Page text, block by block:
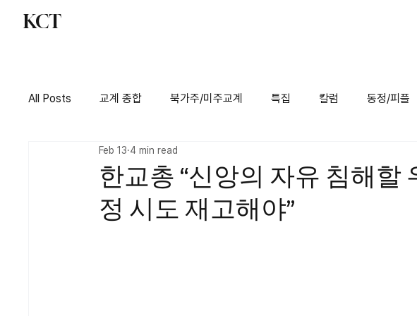
KCT
All Posts 교계 종합 북가주/미주교계 특집 칼럼 동정/피플
한교총 “신앙의 자유 침해할
정 시도 재고해야”
Feb 13 4 min read